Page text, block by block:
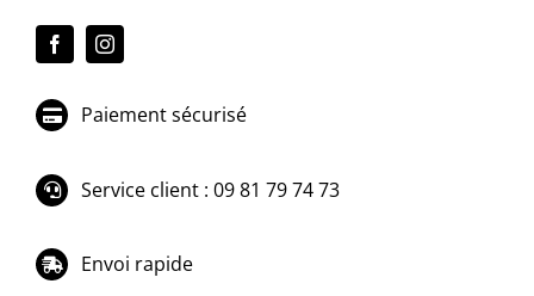
Paiement sécurisé
Service client : 09 81 79 74 73
Envoi rapide